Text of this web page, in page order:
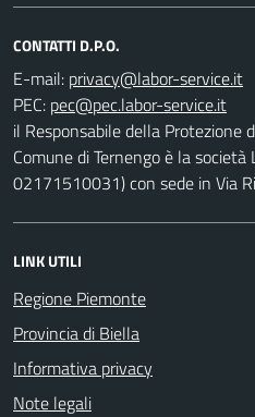
CONTATTI D.P.O.
E-mail:
PEC:
il Responsabile della Protezione
Comune di Ternengo è la società
02171510031) con sede in Via
LINK UTILI
Regione Piemonte
Provincia di Biella
Informativa privacy
Note legali